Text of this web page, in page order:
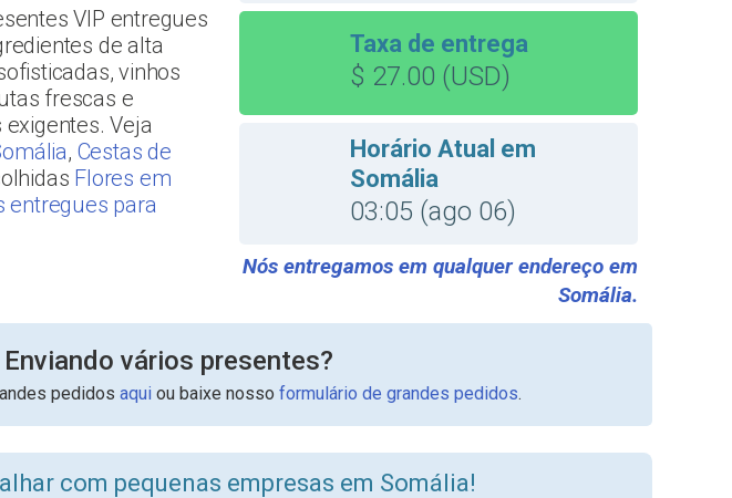
VIP entregues
de alta
vinhos
frescas e
Veja
, Cestas de
Flores em
entregues para
Taxa de entrega
$ 27.00 (USD)
Horário Atual em
Somália
03:05 (ago 06)
Nós entregamos em qualquer endereço em
Somália.
Enviando vários presentes?
pedidos aquiou baixe nosso formulário de grandes pedidos.
com pequenas empresas em Somália!